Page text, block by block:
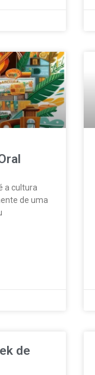
a cultura
de uma
de